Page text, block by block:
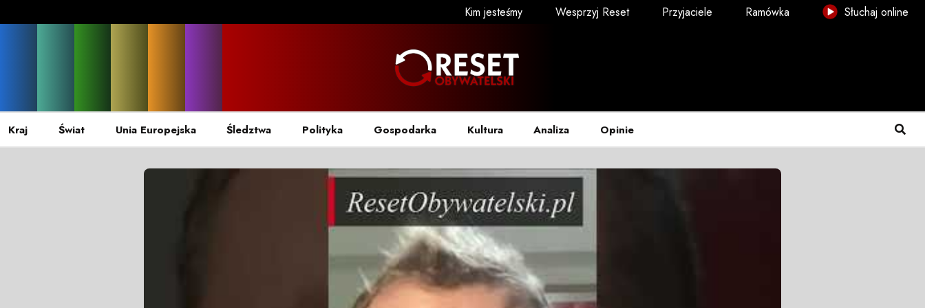
Kim jesteśmy Wesprzyj Reset Przyjaciele Ramówka Słuchaj online
Kraj Świat Unia Europejska Śledztwa Polityka Gospodarka Kultura Analiza Opinie